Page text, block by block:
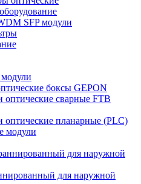
SFP модули
боксы GEPON
оптические сварные FTB
оптические планарные (PLC)
модули
для наружной
для наружной